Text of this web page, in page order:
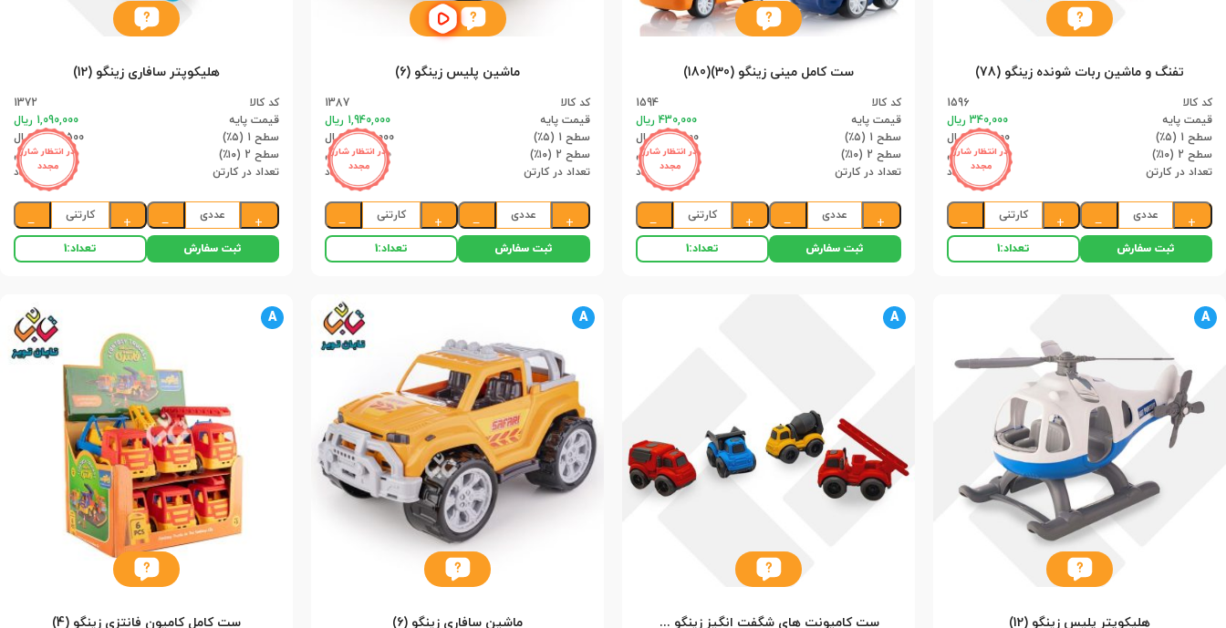
در انتظار شارژ
مجدد
تفنگ و ماشین ربات شونده زینگو (78)
کد کالا
1596
قیمت پایه
340,000 ریال
سطح 1 (۵٪)
323,000 ریال
سطح 2 (۱۰٪)
306,000 ریال
تعداد در کارتن
78 عدد
+
عددی
−
+
کارتنی
−
ثبت سفارش تعداد:1
در انتظار شارژ
مجدد
ست کامل مینی زینگو (30)(180)
کد کالا
1594
قیمت پایه
430,000 ریال
سطح 1 (۵٪)
408,500 ریال
سطح 2 (۱۰٪)
387,000 ریال
تعداد در کارتن
12 عدد
+
عددی
−
+
کارتنی
−
ثبت سفارش تعداد:1
در انتظار شارژ
مجدد
ماشین پلیس زینگو (6)
کد کالا
1387
قیمت پایه
1,940,000 ریال
سطح 1 (۵٪)
1,843,000 ریال
سطح 2 (۱۰٪)
1,746,000 ریال
تعداد در کارتن
6 عدد
+
عددی
−
+
کارتنی
−
ثبت سفارش تعداد:1
در انتظار شارژ
مجدد
هلیکوپتر سافاری زینگو (12)
کد کالا
1372
قیمت پایه
1,090,000 ریال
سطح 1 (۵٪)
1,035,500 ریال
سطح 2 (۱۰٪)
981,000 ریال
تعداد در کارتن
12 عدد
+
عددی
−
+
کارتنی
−
ثبت سفارش تعداد:1
A
هلیکوپتر پلیس زینگو (12)
A
ست کامیونت های شگفت انگیز زینگو (8)(96)
A
ماشین سافاری زینگو (6)
A
ست کامل کامیون فانتزی زینگو (4)